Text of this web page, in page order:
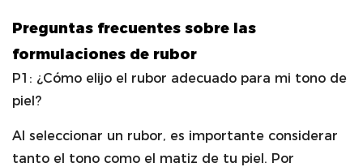
Preguntas frecuentes sobre las
formulaciones de rubor
P1: ¿Cómo elijo el rubor adecuado para mi tono de
piel?
Al seleccionar un rubor, es importante considerar
tanto el tono como el matiz de tu piel. Por